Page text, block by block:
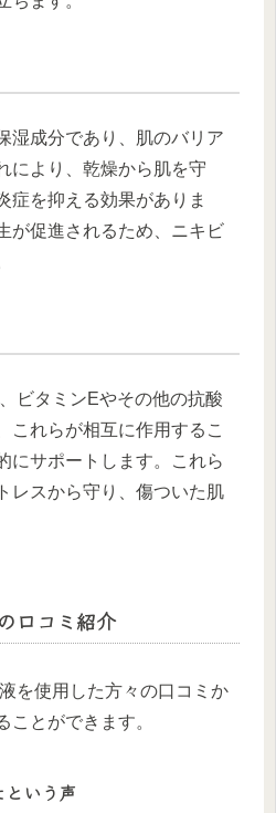
湿成分であり、肌のバリア
により、乾燥から肌を守
症を抑える効果がありま
が促進されるため、ニキビ
ビタミンEやその他の抗酸
これらが相互に作用するこ
にサポートします。これら
レスから守り、傷ついた肌
口コミ紹介
を使用した方々の口コミか
ことができます。
いう声